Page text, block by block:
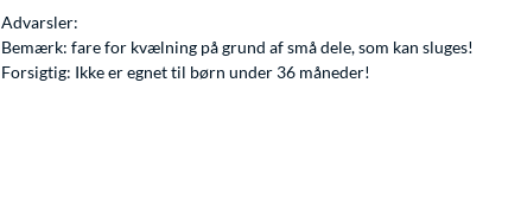
Advarsler:
Bemærk: fare for kvælning på grund af små dele, som kan sluges!
Forsigtig: Ikke er egnet til børn under 36 måneder!